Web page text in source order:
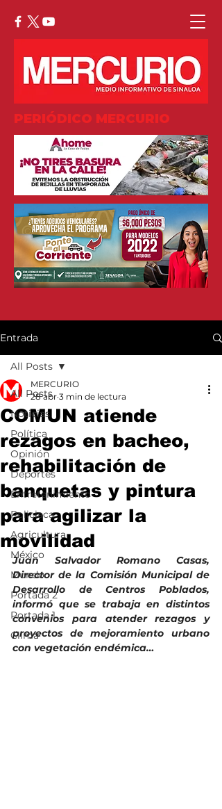
PERIÓDICO MERCURIO
Entrada
All Posts
Noticias
Política
Opinión
Deportes
Entretenimiento
Policiaca
Agricultura
México
Mundo
Portada 2
Portada 1
Clima
All Posts
COMUN atiende
rezagos en bacheo,
rehabilitación de
banquetas y pintura
para agilizar la
movilidad
MERCURIO
28 abr 3 min de lectura
Juan Salvador Romano Casas,
Director de la Comisión Municipal de
Desarrollo de Centros Poblados,
informó que se trabaja en distintos
convenios para atender rezagos y
proyectos de mejoramiento urbano
con vegetación endémica…